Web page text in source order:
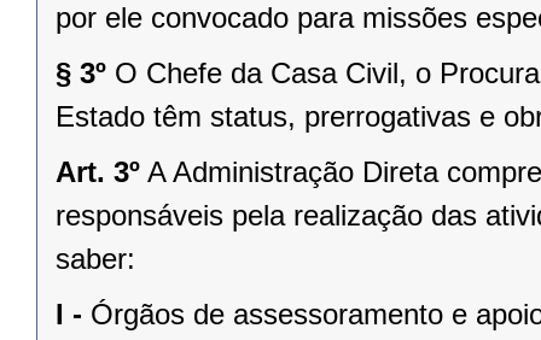
por ele convocado para missões
§ 3º O Chefe da Casa Civil, o
Estado têm status, prerrogativas e
Art. 3º A Administração Direta
responsáveis pela realização das
saber:
I - Órgãos de assessoramento e